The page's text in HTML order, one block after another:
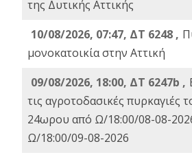
της Δυτικής Αττικής
10/08/2026, 07:47, ΔΤ 6248 ,
μονοκατοικία στην Αττική
09/08/2026, 18:00, ΔΤ 6247b ,
τις αγροτοδασικές πυρκαγιές
24ωρου από Ω/18:00/08-08-
Ω/18:00/09-08-2026